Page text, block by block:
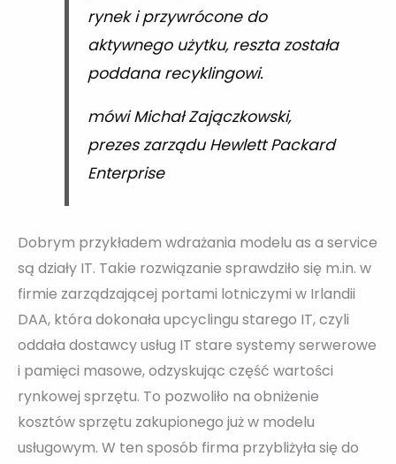
rynek i przywrócone do
aktywnego użytku, reszta została
poddana recyklingowi.
mówi Michał Zajączkowski,
prezes zarządu Hewlett Packard
Enterprise
Dobrym przykładem wdrażania modelu as a service
są działy IT. Takie rozwiązanie sprawdziło się m.in. w
firmie zarządzającej portami lotniczymi w Irlandii
DAA, która dokonała upcyclingu starego IT, czyli
oddała dostawcy usług IT stare systemy serwerowe
i pamięci masowe, odzyskując część wartości
rynkowej sprzętu. To pozwoliło na obniżenie
kosztów sprzętu zakupionego już w modelu
usługowym. W ten sposób firma przybliżyła się do